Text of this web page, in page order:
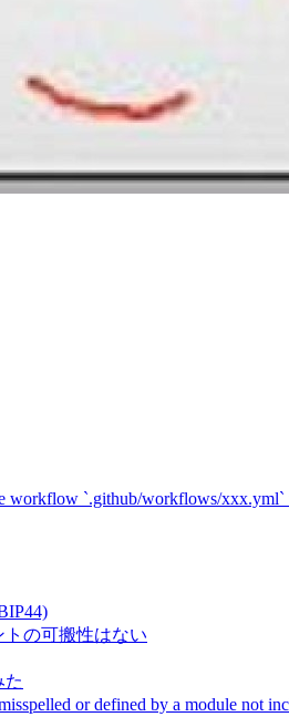
workflow `.github/workflows/
トの可搬性はない
た
or defined by a module not